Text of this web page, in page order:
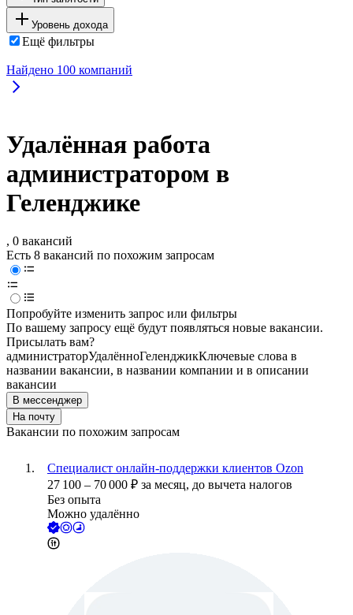
Уровень дохода
Ещё фильтры
Найдено 100 компаний
Удалённая работа
администратором в
Геленджике
, 0 вакансий
Есть 8 вакансий по похожим запросам
Попробуйте изменить запрос или фильтры
По вашему запросу ещё будут появляться новые вакансии.
Присылать вам?
администраторУдалённоГеленджикКлючевые слова в
названии вакансии, в названии компании и в описании
вакансии
В мессенджер
На почту
Вакансии по похожим запросам
Специалист онлайн-поддержки клиентов Ozon
27 100 – 70 000 ₽ за месяц, до вычета налогов
Без опыта
Можно удалённо